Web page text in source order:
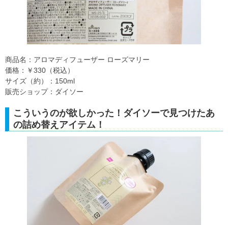
商品名：アロマディフューザー ローズマリー
価格：￥330（税込）
サイズ（約）：150ml
販売ショップ：ダイソー
こういうのが欲しかった！ダイソーで見つけたあ
の詰め替えアイテム！